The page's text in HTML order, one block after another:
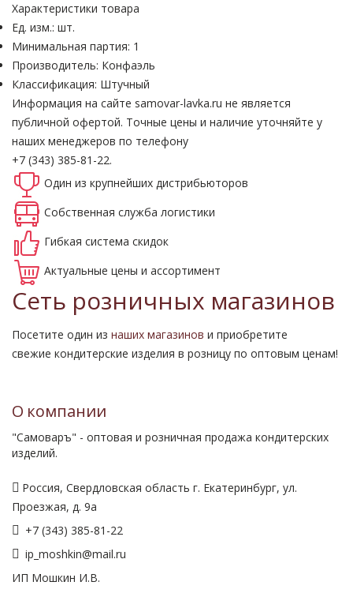
Характеристики товара
Ед. изм.: шт.
Минимальная партия: 1
Производитель: Конфаэль
Классификация: Штучный
Информация на сайте samovar-lavka.ru не является
публичной офертой. Точные цены и наличие уточняйте у
наших менеджеров по телефону
+7 (343) 385-81-22.
Один из крупнейших дистрибьюторов
Собственная служба логистики
Гибкая система скидок
Актуальные цены и ассортимент
Сеть розничных магазинов
Посетите один из наших магазинов и приобретите
свежие кондитерские изделия в розницу по оптовым ценам!
О компании
"Самоваръ" - оптовая и розничная продажа кондитерских
изделий.
Россия, Свердловская область г. Екатеринбург, ул.
Проезжая, д. 9а
+7 (343) 385-81-22
ip_moshkin@mail.ru
ИП Мошкин И.В.